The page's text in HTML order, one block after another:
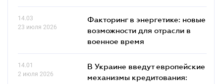
14.03
23 июля 2026
Факторинг в энергетике: новые
возможности для отрасли в
военное время
14.01
2 июля 2026
В Украине введут европейские
механизмы кредитования: